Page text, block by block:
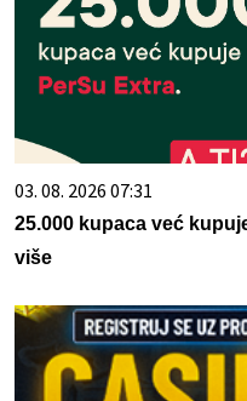
03. 08. 2026 07:31
25.000 kupaca već
više